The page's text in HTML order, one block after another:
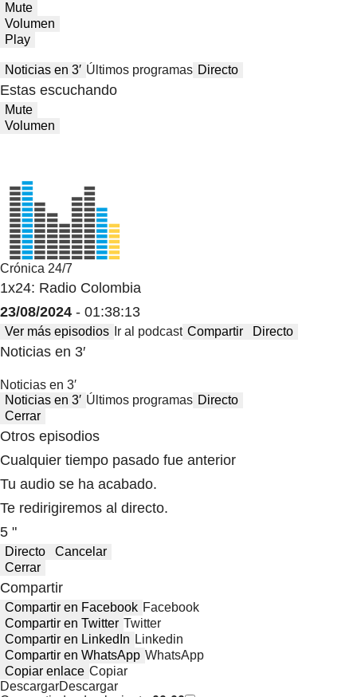
Mute
Volumen
Play
Noticias en 3′ Últimos programas Directo
Estas escuchando
Mute
Volumen
Crónica 24/7
1x24: Radio Colombia
23/08/2024 - 01:38:13
Ver más episodios Ir al podcast Compartir Directo
Noticias en 3′
Noticias en 3′
Noticias en 3′ Últimos programas Directo
Cerrar
Otros episodios
Cualquier tiempo pasado fue anterior
Tu audio se ha acabado.
Te redirigiremos al directo.
5 "
Directo
Cancelar
Cerrar
Compartir
Compartir en Facebook Facebook
Compartir en Twitter Twitter
Compartir en LinkedIn Linkedin
Compartir en WhatsApp WhatsApp
Copiar enlace Copiar
DescargarDescargar